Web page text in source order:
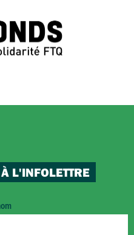
L'INFOLETTRE